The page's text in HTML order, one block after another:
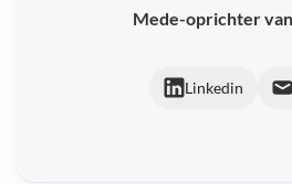
Mede-oprichter
Linkedin